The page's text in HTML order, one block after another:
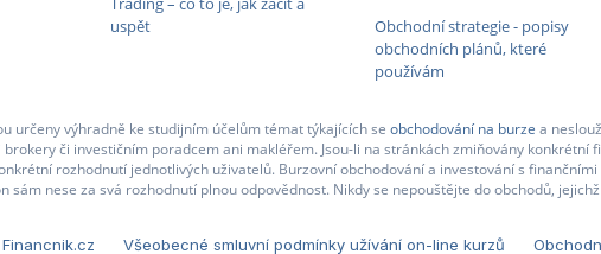
uspět
Obchodní strategie - popisy
obchodních plánů, které
používám
určeny výhradně ke studijním účelům témat týkajících se obchodování na burze a
či investičním poradcem ani makléřem. Jsou-li na stránkách zmiňovány konkrétní
rozhodnutí jednotlivých uživatelů. Burzovní obchodování a investování s
sám nese za svá rozhodnutí plnou odpovědnost. Nikdy se nepouštějte do obchodů,
Všeobecné smluvní podmínky užívání on-line kurzů